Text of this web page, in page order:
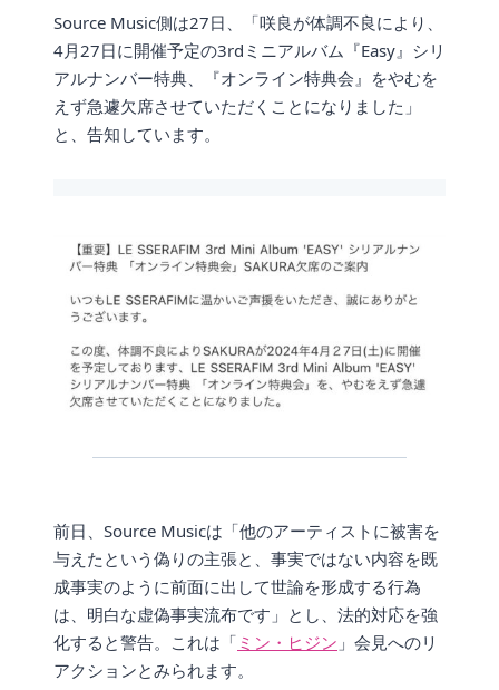
Source Music側は27日、「咲良が体調不良により、
4月27日に開催予定の3rdミニアルバム『Easy』シリ
アルナンバー特典、『オンライン特典会』をやむを
えず急遽欠席させていただくことになりました」
と、告知しています。
前日、Source Musicは「他のアーティストに被害を
与えたという偽りの主張と、事実ではない内容を既
成事実のように前面に出して世論を形成する行為
は、明白な虚偽事実流布です」とし、法的対応を強
化すると警告。これは「 ミン・ヒジン 」会見へのリ
アクションとみられます。